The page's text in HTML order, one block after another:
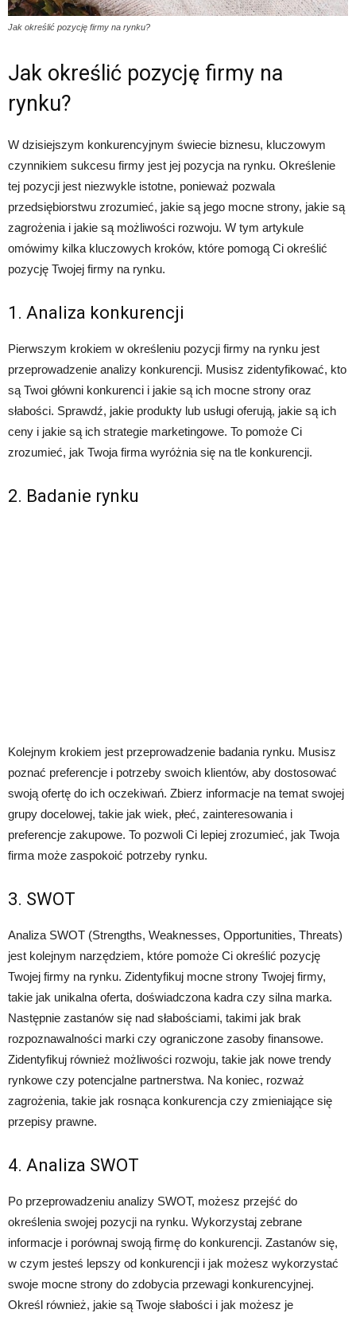
Jak określić pozycję firmy na rynku?
Jak określić pozycję firmy na
rynku?
W dzisiejszym konkurencyjnym świecie biznesu, kluczowym
czynnikiem sukcesu firmy jest jej pozycja na rynku. Określenie
tej pozycji jest niezwykle istotne, ponieważ pozwala
przedsiębiorstwu zrozumieć, jakie są jego mocne strony, jakie są
zagrożenia i jakie są możliwości rozwoju. W tym artykule
omówimy kilka kluczowych kroków, które pomogą Ci określić
pozycję Twojej firmy na rynku.
1. Analiza konkurencji
Pierwszym krokiem w określeniu pozycji firmy na rynku jest
przeprowadzenie analizy konkurencji. Musisz zidentyfikować, kto
są Twoi główni konkurenci i jakie są ich mocne strony oraz
słabości. Sprawdź, jakie produkty lub usługi oferują, jakie są ich
ceny i jakie są ich strategie marketingowe. To pomoże Ci
zrozumieć, jak Twoja firma wyróżnia się na tle konkurencji.
2. Badanie rynku
Kolejnym krokiem jest przeprowadzenie badania rynku. Musisz
poznać preferencje i potrzeby swoich klientów, aby dostosować
swoją ofertę do ich oczekiwań. Zbierz informacje na temat swojej
grupy docelowej, takie jak wiek, płeć, zainteresowania i
preferencje zakupowe. To pozwoli Ci lepiej zrozumieć, jak Twoja
firma może zaspokoić potrzeby rynku.
3. SWOT
Analiza SWOT (Strengths, Weaknesses, Opportunities, Threats)
jest kolejnym narzędziem, które pomoże Ci określić pozycję
Twojej firmy na rynku. Zidentyfikuj mocne strony Twojej firmy,
takie jak unikalna oferta, doświadczona kadra czy silna marka.
Następnie zastanów się nad słabościami, takimi jak brak
rozpoznawalności marki czy ograniczone zasoby finansowe.
Zidentyfikuj również możliwości rozwoju, takie jak nowe trendy
rynkowe czy potencjalne partnerstwa. Na koniec, rozważ
zagrożenia, takie jak rosnąca konkurencja czy zmieniające się
przepisy prawne.
4. Analiza SWOT
Po przeprowadzeniu analizy SWOT, możesz przejść do
określenia swojej pozycji na rynku. Wykorzystaj zebrane
informacje i porównaj swoją firmę do konkurencji. Zastanów się,
w czym jesteś lepszy od konkurencji i jak możesz wykorzystać
swoje mocne strony do zdobycia przewagi konkurencyjnej.
Określ również, jakie są Twoje słabości i jak możesz je